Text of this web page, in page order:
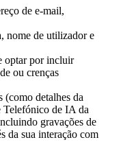
de e-mail,
nome de utilizador e
optar por incluir
ou crenças
(como detalhes da
Telefónico de IA da
gravações de
da sua interação com